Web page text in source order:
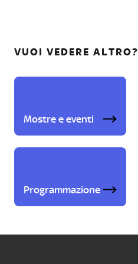
VUOI VEDERE ALTRO?
Mostre e eventi
Programmazione